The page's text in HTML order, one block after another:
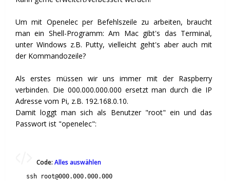
Um mit Openelec per Befehlszeile zu arbeiten, braucht
man ein Shell-Programm: Am Mac gibt's das Terminal,
unter Windows z.B. Putty, vielleicht geht's aber auch mit
der Kommandozeile?
Als erstes müssen wir uns immer mit der Raspberry
verbinden. Die 000.000.000.000 ersetzt man durch die IP
Adresse vom Pi, z.B. 192.168.0.10.
Damit loggt man sich als Benutzer "root" ein und das
Passwort ist "openelec":
Code: Alles auswählen
ssh root@000.000.000.000